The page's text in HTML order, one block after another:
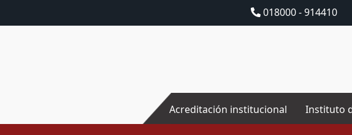
018000 - 914410
Acreditación institucional Instituto